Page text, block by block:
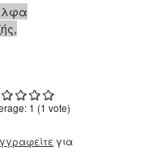
1 (1 vote)
για